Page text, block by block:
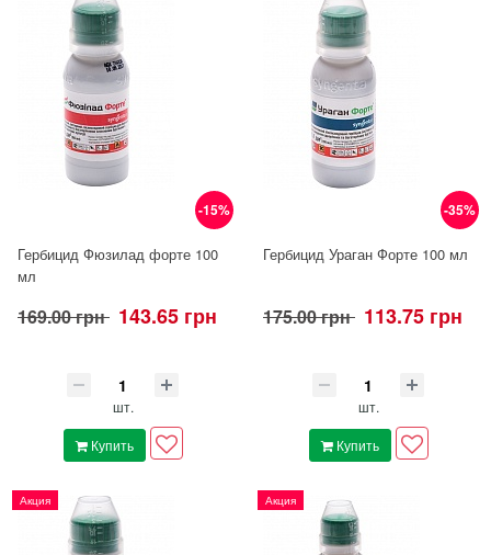
-15%
Гербицид Фюзилад форте 100
мл
169.00 грн 143.65 грн
шт.
Купить
-35%
Гербицид Ураган Форте 100 мл
175.00 грн 113.75 грн
шт.
Купить
Акция Акция